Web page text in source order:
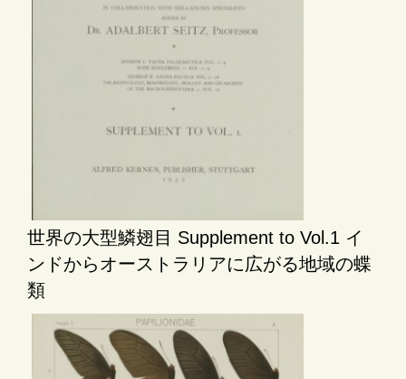
世界の大型鱗翅目 Supplement to Vol.1 イ
ンドからオーストラリアに広がる地域の蝶
類